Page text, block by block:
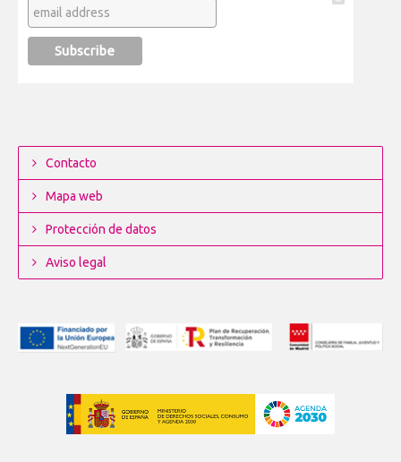
Contacto
Mapa web
Protección de datos
Aviso legal